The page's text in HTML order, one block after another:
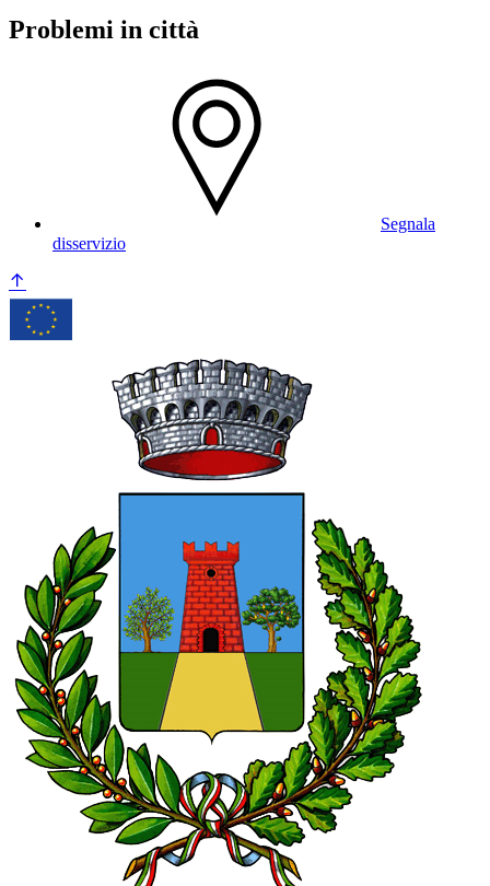
Problemi in città
Segnala
disservizio